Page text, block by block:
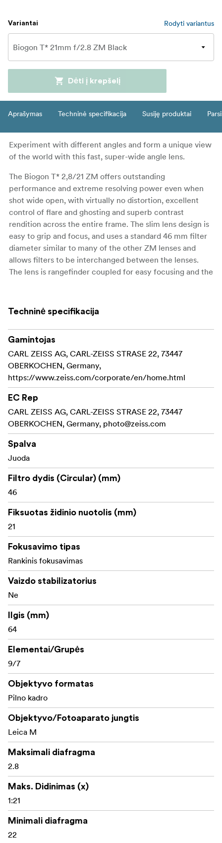
Variantai Rodyti variantus
Dėti į krepšelį
Aprašymas Techninė specifikacija Susiję produktai
Experiment with different angles and form a unique view
of the world with this fast, super-wide angle lens.
The Biogon T* 2,8/21 ZM offers outstanding
performance and extreme resolving power even when
shot wide open, with virtually no distortion, excellent
control of flare and ghosting and superb contrast
rendition across the entire frame. The slim lens design is
easy to grip and focus, and uses a standard 46 mm filter
diameter similar to many of the other ZM lenses and
allows filters to be interchanged between the lenses.
The lens is rangefinder coupled for easy focusing and the
for many different wide-angle applications including
Aperture range: F2,8 - 22
Close focus: 0,5 m
Filter thread: 46 mm
Size: 53 x 75 mm
Weight: 300 gram
Techninė specifikacija
Gamintojas
CARL ZEISS AG, CARL-ZEISS STRASE 22, 73447
OBERKOCHEN, Germany,
https://www.zeiss.com/corporate/en/home.html
EC Rep
CARL ZEISS AG, CARL-ZEISS STRASE 22, 73447
OBERKOCHEN, Germany, photo@zeiss.com
Spalva
Juoda
Filtro dydis (Circular) (mm)
46
Fiksuotas židinio nuotolis (mm)
21
Fokusavimo tipas
Rankinis fokusavimas
Vaizdo stabilizatorius
Ne
Ilgis (mm)
64
Elementai/Grupės
9/7
Objektyvo formatas
Pilno kadro
Objektyvo/Fotoaparato jungtis
Leica M
Maksimali diafragma
2.8
Maks. Didinimas (x)
1:21
Minimali diafragma
22